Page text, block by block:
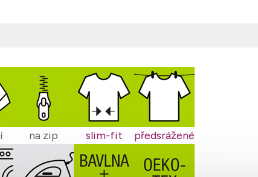
na zip slim-fit předsrážené